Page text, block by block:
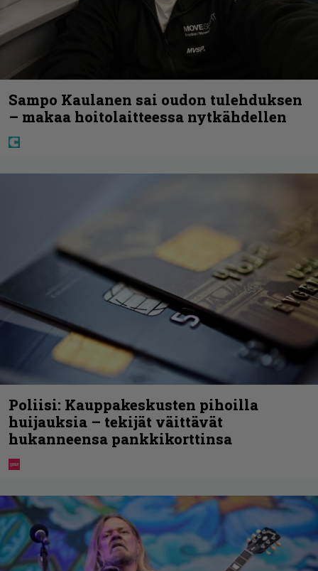
Sampo Kaulanen sai oudon tulehduksen
– makaa hoitolaitteessa nytkähdellen
Poliisi: Kauppakeskusten pihoilla
huijauksia – tekijät väittävät
hukanneensa pankkikorttinsa